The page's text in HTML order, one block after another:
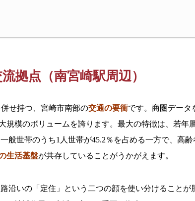
拠点（南宮崎駅周辺）
せ持つ、宮崎市南部の交通の要衝です。商圏データ
規模のボリュームを誇ります。最大の特徴は、若年
般世帯のうち1人世帯が45.2％を占める一方で、高齢
生活基盤が共存していることがうかがえます。
沿いの「定住」という二つの顔を使い分けることが